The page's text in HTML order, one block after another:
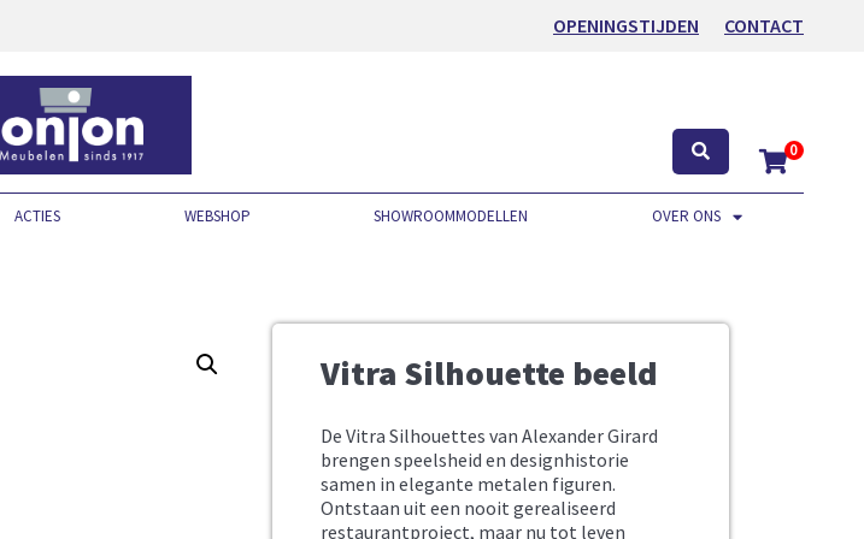
OPENINGSTIJDEN CONTACT
0
ACTIES WEBSHOP SHOWROOMMODELLEN OVER ONS
Vitra Silhouette beeld
De Vitra Silhouettes van Alexander Girard
brengen speelsheid en designhistorie
samen in elegante metalen figuren.
Ontstaan uit een nooit gerealiseerd
restaurantproject, maar nu tot leven